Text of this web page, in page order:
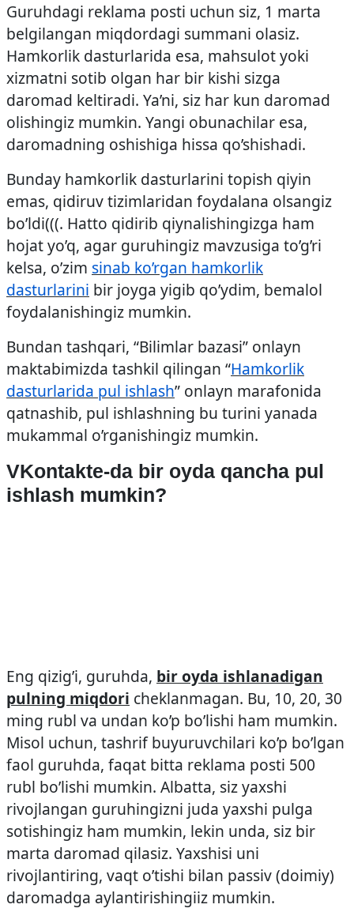
Guruhdagi reklama posti uchun siz, 1 marta
belgilangan miqdordagi summani olasiz.
Hamkorlik dasturlarida esa, mahsulot yoki
xizmatni sotib olgan har bir kishi sizga
daromad keltiradi. Ya’ni, siz har kun daromad
olishingiz mumkin. Yangi obunachilar esa,
daromadning oshishiga hissa qo’shishadi.
Bunday hamkorlik dasturlarini topish qiyin
emas, qidiruv tizimlaridan foydalana olsangiz
bo’ldi(((. Hatto qidirib qiynalishingizga ham
hojat yo’q, agar guruhingiz mavzusiga to’g’ri
kelsa, o’zim sinab ko’rgan hamkorlik
dasturlarini bir joyga yigib qo’ydim, bemalol
foydalanishingiz mumkin.
Bundan tashqari, “Bilimlar bazasi” onlayn
maktabimizda tashkil qilingan “Hamkorlik
dasturlarida pul ishlash” onlayn marafonida
qatnashib, pul ishlashning bu turini yanada
mukammal o’rganishingiz mumkin.
VKontakte-da bir oyda qancha pul
ishlash mumkin?
Eng qizig’i, guruhda, bir oyda ishlanadigan
pulning miqdori cheklanmagan. Bu, 10, 20, 30
ming rubl va undan ko’p bo’lishi ham mumkin.
Misol uchun, tashrif buyuruvchilari ko’p bo’lgan
faol guruhda, faqat bitta reklama posti 500
rubl bo’lishi mumkin. Albatta, siz yaxshi
rivojlangan guruhingizni juda yaxshi pulga
sotishingiz ham mumkin, lekin unda, siz bir
marta daromad qilasiz. Yaxshisi uni
rivojlantiring, vaqt o’tishi bilan passiv (doimiy)
daromadga aylantirishingiiz mumkin.